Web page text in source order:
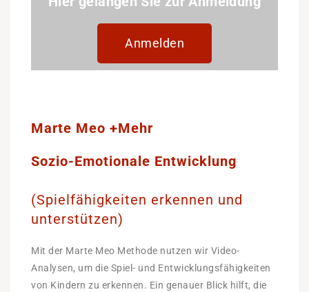
Anmelden
Marte Meo +Mehr
Sozio-Emotionale Entwicklung
(Spielfähigkeiten erkennen und
unterstützen)
Mit der Marte Meo Methode nutzen wir Video-
Analysen, um die Spiel- und Entwicklungsfähigkeiten
von Kindern zu erkennen. Ein genauer Blick hilft, die